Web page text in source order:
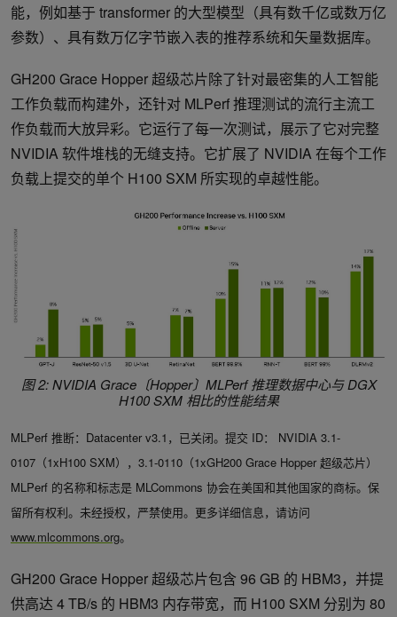
能，例如基于 transformer 的大型模型（具有数千亿或数万亿
参数）、具有数万亿字节嵌入表的推荐系统和矢量数据库。
GH200 Grace Hopper 超级芯片除了针对最密集的人工智能
工作负载而构建外，还针对 MLPerf 推理测试的流行主流工
作负载而大放异彩。它运行了每一次测试，展示了它对完整
NVIDIA 软件堆栈的无缝支持。它扩展了 NVIDIA 在每个工作
负载上提交的单个 H100 SXM 所实现的卓越性能。
图 2: NVIDIA Grace〔Hopper〕MLPerf 推理数据中心与 DGX
H100 SXM 相比的性能结果
MLPerf 推断：Datacenter v3.1，已关闭。提交 ID： NVIDIA 3.1-
0107（1xH100 SXM），3.1-0110（1xGH200 Grace Hopper 超级芯片）
MLPerf 的名称和标志是 MLCommons 协会在美国和其他国家的商标。保
留所有权利。未经授权，严禁使用。更多详细信息，请访问
www.mlcommons.org。
GH200 Grace Hopper 超级芯片包含 96 GB 的 HBM3，并提
供高达 4 TB/s 的 HBM3 内存带宽，而 H100 SXM 分别为 80